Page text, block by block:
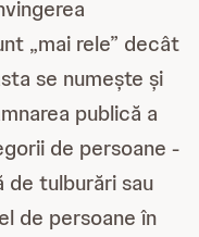
„mai rele” decât
se numește și
publică a
de persoane -
tulburări sau
de persoane în